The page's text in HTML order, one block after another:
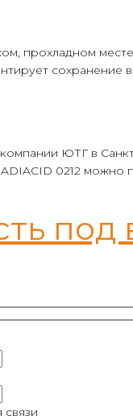
прохладном
сохранение
ЮТГ в
0212 можно